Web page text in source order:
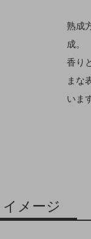
熟成
成。
香り
まな
いま
イメージ